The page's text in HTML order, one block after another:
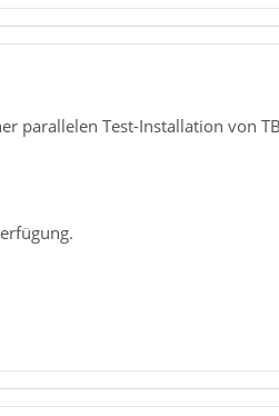
parallelen Test-Installation von